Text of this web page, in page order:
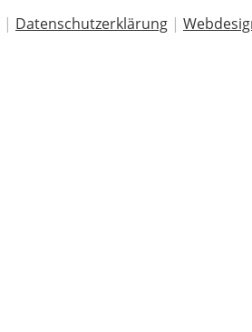
| Datenschutzerklärung |